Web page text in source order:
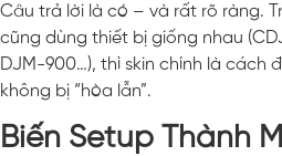
Câu trả lời là có – và rất rõ ràng.
cũng dùng thiết bị giống nhau
DJM-900…), thì skin chính là cách
không bị “hòa lẫn”.
Biến Setup Thành